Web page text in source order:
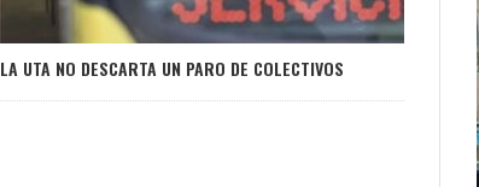
LA UTA NO DESCARTA UN PARO DE COLECTIVOS